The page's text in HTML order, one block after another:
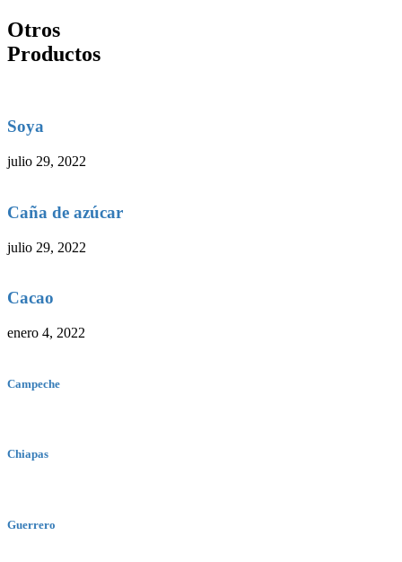
Otros
Productos
Soya
julio 29, 2022
Caña de azúcar
julio 29, 2022
Cacao
enero 4, 2022
Campeche
Chiapas
Guerrero